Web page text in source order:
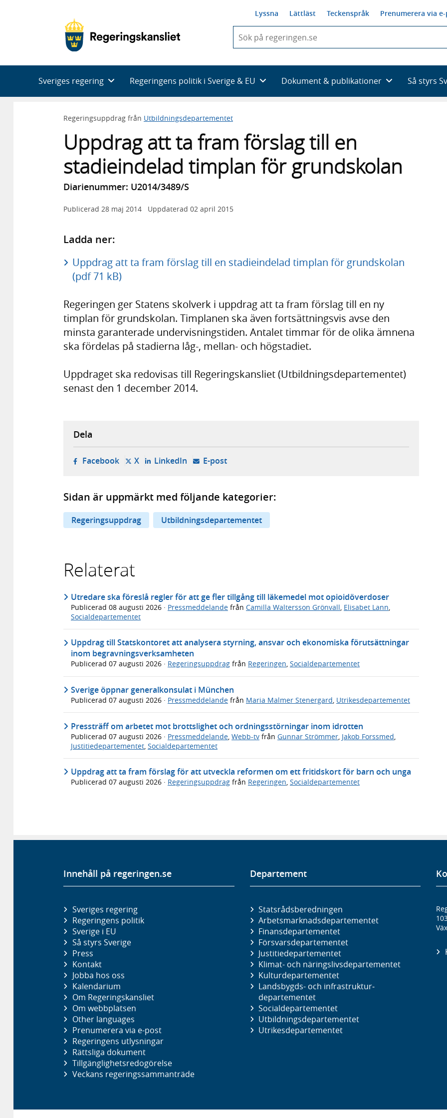
Lyssna Lättläst Teckenspråk Prenumerera via
du
skriva
framträder
en
med
Sveriges regering Regeringens politik i Sverige & EU Dokument & publikationer Så styrs
Regeringsuppdrag från Utbildningsdepartementet
Uppdrag att ta fram förslag till en
stadieindelad timplan för grundskolan
Diarienummer: U2014/3489/S
Publicerad 28 maj 2014 Uppdaterad 02 april 2015
Ladda ner:
Uppdrag att ta fram förslag till en stadieindelad timplan för grundskolan
(pdf 71 kB)
Regeringen ger Statens skolverk i uppdrag att ta fram förslag till en ny
timplan för grundskolan. Timplanen ska även fortsättningsvis avse den
minsta garanterade undervisningstiden. Antalet timmar för de olika ämnena
ska fördelas på stadierna låg-, mellan- och högstadiet.
Uppdraget ska redovisas till Regeringskansliet (Utbildningsdepartementet)
senast den 1 december 2014.
Dela
Facebook- öppnas i ny flik, extern webbplats,
X- öppnas i ny flik, extern webbplats,
LinkedIn- öppnas i ny flik, extern webbplats,
E-post- öppnar din e-postklient,
Sidan är uppmärkt med följande kategorier:
Regeringsuppdrag Utbildningsdepartementet
Relaterat
Utredare ska föreslå regler för att ge fler tillgång till läkemedel mot opioidöverdoser
Publicerad 08 augusti 2026 · Pressmeddelande från Camilla Waltersson Grönvall Elisabet Lann
Socialdepartementet
Uppdrag till Statskontoret att analysera styrning, ansvar och ekonomiska förutsättningar
inom begravningsverksamheten
Publicerad 07 augusti 2026 · Regeringsuppdrag från Regeringen, Socialdepartementet
Sverige öppnar generalkonsulat i München
Publicerad 07 augusti 2026 · Pressmeddelande från Maria Malmer Stenergard, Utrikesdepartementet
Pressträff om arbetet mot brottslighet och ordningsstörningar inom idrotten
Publicerad 07 augusti 2026 · Pressmeddelande Webb-tv från Gunnar Strömmer Jakob Forssmed
Justitiedepartementet Socialdepartementet
Uppdrag att ta fram förslag för att utveckla reformen om ett fritidskort för barn och unga
Publicerad 07 augusti 2026 · Regeringsuppdrag från Regeringen, Socialdepartementet
Innehåll på regeringen.se
Sveriges regering
Regeringens politik
Sverige i EU
Så styrs Sverige
Press
Kontakt
Jobba hos oss
Kalendarium
Om Regeringskansliet
Om webbplatsen
Other languages
Prenumerera via e-post
Regeringens utlysningar
Rättsliga dokument
Tillgänglighetsredogörelse
Veckans regeringssammanträde
Departement
Statsrådsberedningen
Arbetsmarknads­departementet
Finans­departementet
Försvars­departementet
Justitie­departementet
Klimat- och näringslivs­departementet
Kultur­departementet
Landsbygds- och infrastruktur­
departementet
Social­departementet
Utbildnings­departementet
Utrikes­departementet